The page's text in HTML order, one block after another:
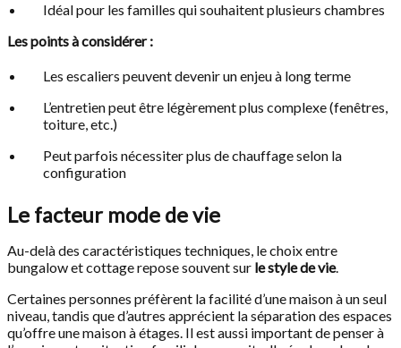
Idéal pour les familles qui souhaitent plusieurs chambres
Les points à considérer :
Les escaliers peuvent devenir un enjeu à long terme
L’entretien peut être légèrement plus complexe (fenêtres,
toiture, etc.)
Peut parfois nécessiter plus de chauffage selon la
configuration
Le facteur mode de vie
Au-delà des caractéristiques techniques, le choix entre
bungalow et cottage repose souvent sur le style de vie.
Certaines personnes préfèrent la facilité d’une maison à un seul
niveau, tandis que d’autres apprécient la séparation des espaces
qu’offre une maison à étages. Il est aussi important de penser à